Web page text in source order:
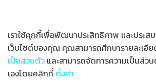
เราใช้คุกกี้เพื่อพัฒนาประสิทธิภาพ และประส
เว็บไซต์ของคุณ คุณสามารถศึกษารายละเอี
เป็นส่วนตัว และสามารถจัดการความเป็นส่ว
เองโดยคลิกที่ ตั้งค่า